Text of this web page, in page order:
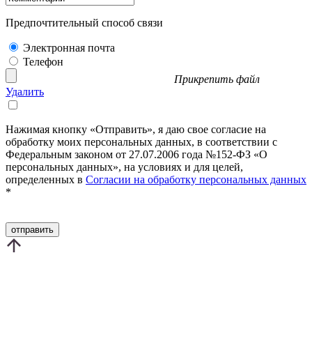
Предпочтительный способ связи
Электронная почта
Телефон
Прикрепить файл
Удалить
Нажимая кнопку «Отправить», я даю свое согласие на
обработку моих персональных данных, в соответствии с
Федеральным законом от 27.07.2006 года №152-ФЗ «О
персональных данных», на условиях и для целей,
определенных в Согласии на обработку персональных данных
*
отправить